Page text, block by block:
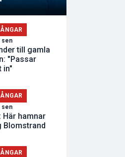
sen
till gamla
"Passar
in"
sen
Här hamnar
Blomstrand